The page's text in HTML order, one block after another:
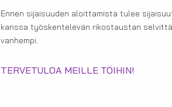
Ennen sijaisuuden aloittamista tulee
kanssa työskentelevän rikostaustan
vanhempi.
TERVETULOA MEILLE TÖIHIN!